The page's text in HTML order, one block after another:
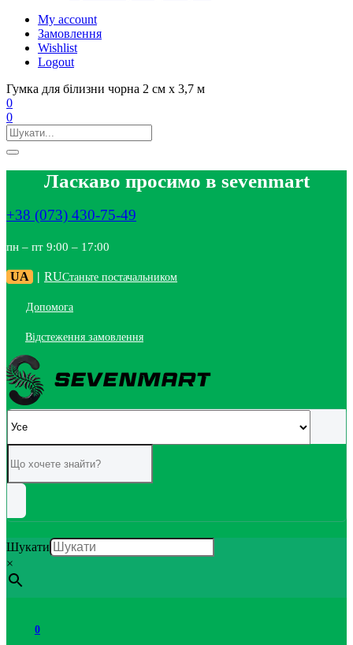
My account
Замовлення
Wishlist
Logout
Гумка для білизни чорна 2 см х 3,7 м
0
0
Ласкаво просимо в sevenmart
+38 (073) 430-75-49
пн – пт 9:00 – 17:00
UA | RUСтаньте постачальником
Допомога
Відстеження замовлення
Шукати
×
0